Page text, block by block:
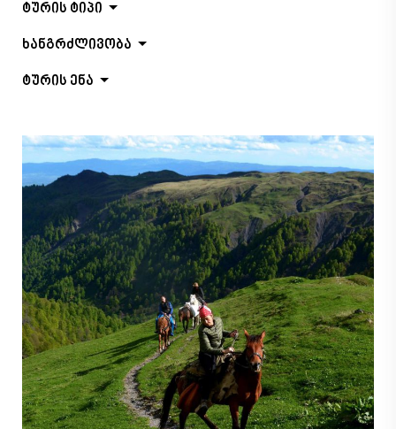
ტურის ტიპი
ხანგრძლივობა
ტურის ენა